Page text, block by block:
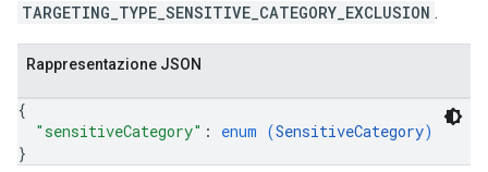
TARGETING_TYPE_SENSITIVE_CATEGORY_EXCLUSION .
Rappresentazione JSON
{
"sensitiveCategory" : enum (SensitiveCategory)
}